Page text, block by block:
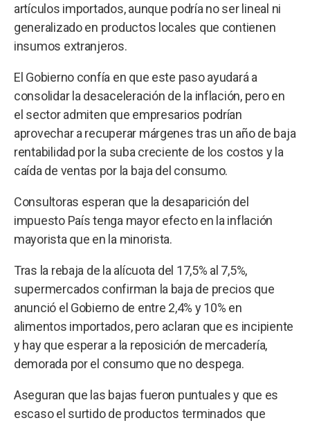
artículos importados, aunque podría no ser lineal ni
generalizado en productos locales que contienen
insumos extranjeros.
El Gobierno confía en que este paso ayudará a
consolidar la desaceleración de la inflación, pero en
el sector admiten que empresarios podrían
aprovechar a recuperar márgenes tras un año de baja
rentabilidad por la suba creciente de los costos y la
caída de ventas por la baja del consumo.
Consultoras esperan que la desaparición del
impuesto País tenga mayor efecto en la inflación
mayorista que en la minorista.
Tras la rebaja de la alícuota del 17,5% al 7,5%,
supermercados confirman la baja de precios que
anunció el Gobierno de entre 2,4% y 10% en
alimentos importados, pero aclaran que es incipiente
y hay que esperar a la reposición de mercadería,
demorada por el consumo que no despega.
Aseguran que las bajas fueron puntuales y que es
escaso el surtido de productos terminados que